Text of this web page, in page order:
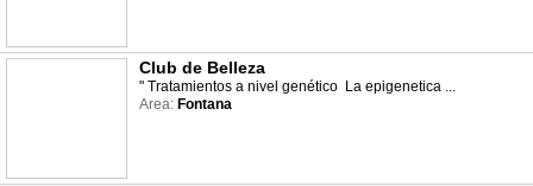
Club de Belleza
" Tratamientos a nivel genético La epigenetica ...
Area: Fontana